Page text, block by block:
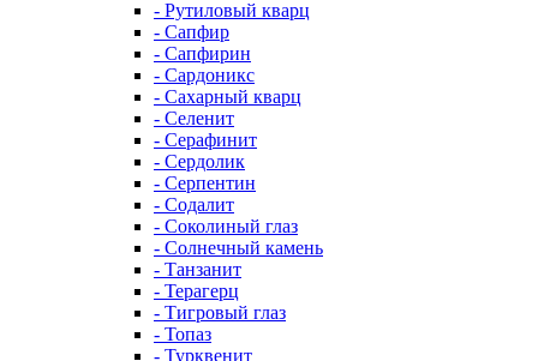
- Рутиловый кварц
- Сапфир
- Сапфирин
- Сардоникс
- Сахарный кварц
- Селенит
- Серафинит
- Сердолик
- Серпентин
- Содалит
- Соколиный глаз
- Солнечный камень
- Танзанит
- Терагерц
- Тигровый глаз
- Топаз
- Турквенит